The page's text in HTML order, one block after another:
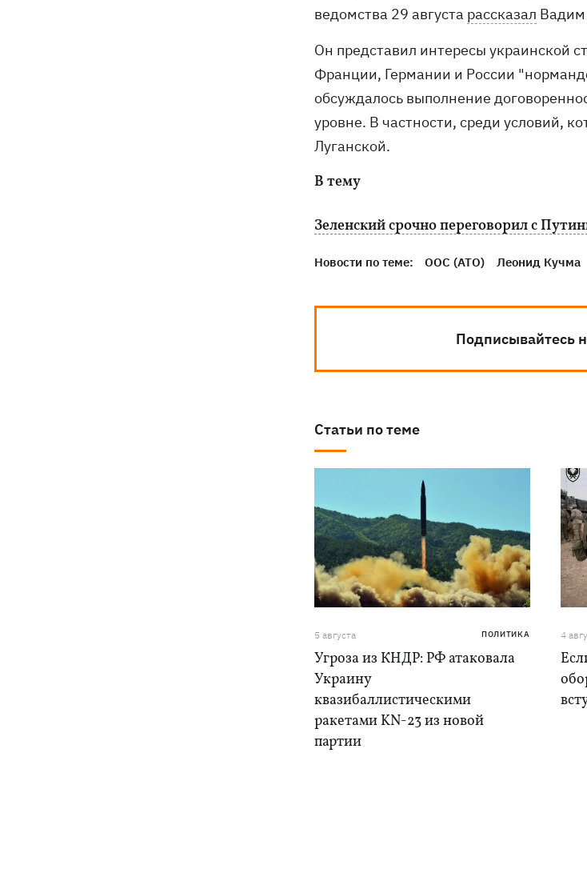
ведомства 29 августа рассказал Вадим
Он представил интересы украинской
Франции, Германии и России
обсуждалось выполнение
уровне. В частности, среди условий,
Луганской.
В тему
Зеленский срочно переговорил с
Новости по теме: ООС (АТО) Леонид Кучма
Подписывайтесь
Статьи по теме
5 августа ПОЛИТИКА
Угроза из КНДР: РФ атаковала
Украину
квазибаллистическими
ракетами KN-23 из новой
партии
4